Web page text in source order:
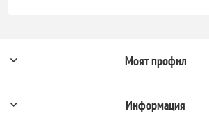
Моят профил
Информация